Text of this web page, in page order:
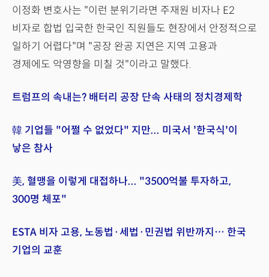
이정화 변호사는 "이런 분위기라면 주재원 비자나 E2
비자로 합법 입국한 한국인 직원들도 현장에서 안정적으로
일하기 어렵다"며 "공장 완공 지연은 지역 고용과
경제에도 악영향을 미칠 것"이라고 말했다.
트럼프의 속내는? 배터리 공장 단속 사태의 정치경제학
韓 기업들 "어쩔 수 없었다" 지만... 미국서 '한국식'이
낳은 참사
美, 혈맹을 이렇게 대접하나... "3500억불 투자하고,
300명 체포"
ESTA 비자 고용, 노동법·세법·민권법 위반까지… 한국
기업의 교훈